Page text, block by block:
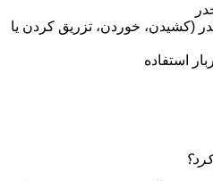
خوردن، تزریق کردن یا
استفاده